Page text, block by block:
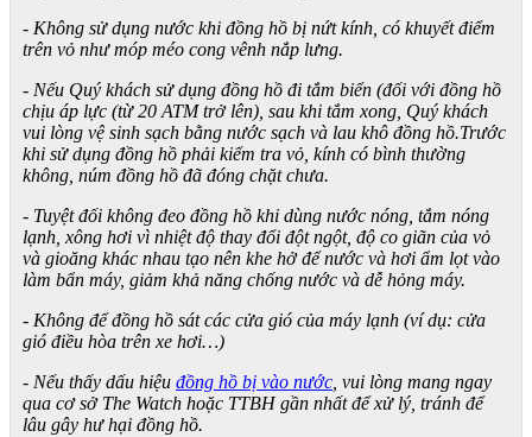
- Không sử dụng nước khi đồng hồ bị nứt kính, có khuyết điểm
trên vỏ như móp méo cong vênh nắp lưng.
- Nếu Quý khách sử dụng đồng hồ đi tắm biển (đối với đồng hồ
chịu áp lực (từ 20 ATM trở lên), sau khi tắm xong, Quý khách
vui lòng vệ sinh sạch bằng nước sạch và lau khô đồng hồ.Trước
khi sử dụng đồng hồ phải kiểm tra vỏ, kính có bình thường
không, núm đồng hồ đã đóng chặt chưa.
- Tuyệt đối không đeo đồng hồ khi dùng nước nóng, tắm nóng
lạnh, xông hơi vì nhiệt độ thay đổi đột ngột, độ co giãn của vỏ
và gioăng khác nhau tạo nên khe hở để nước và hơi ẩm lọt vào
làm bẩn máy, giảm khả năng chống nước và dễ hỏng máy.
- Không để đồng hồ sát các cửa gió của máy lạnh (ví dụ: cửa
gió điều hòa trên xe hơi…)
- Nếu thấy dấu hiệu đồng hồ bị vào nước , vui lòng mang ngay
qua cơ sở The Watch hoặc TTBH gần nhất để xử lý, tránh để
lâu gây hư hại đồng hồ.